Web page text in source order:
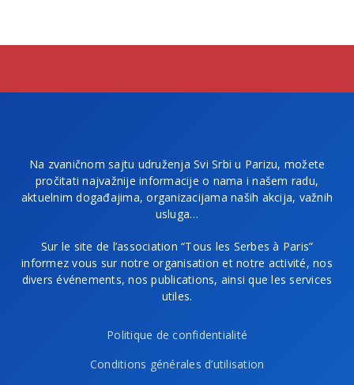
Na zvaničnom sajtu udruženja Svi Srbi u Parizu, možete
pročitati najvažnije informacije o nama i našem radu,
aktuelnim događajima, organizacijama naših akcija, važnih
usluga…
Sur le site de l’association “Tous les Serbes à Paris”
informez vous sur notre organisation et notre activité, nos
divers événements, nos publications, ainsi que les services
utiles.
Politique de confidentialité
Conditions générales d’utilisation